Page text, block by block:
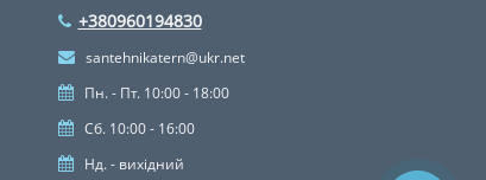
+380960194830
santehnikatern@ukr.net
Пн. - Пт. 10:00 - 18:00
Сб. 10:00 - 16:00
Нд. - вихідний